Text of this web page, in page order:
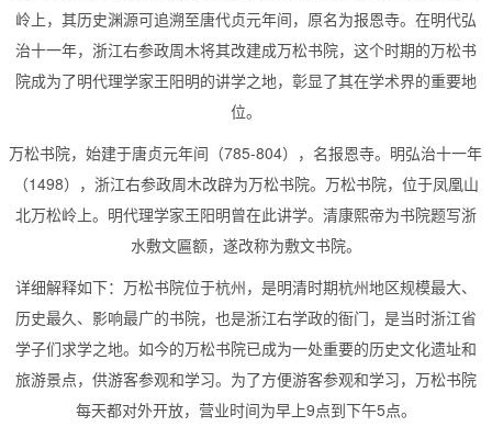
岭上，其历史渊源可追溯至唐代贞元年间，原名为报恩寺。在明代弘
治十一年，浙江右参政周木将其改建成万松书院，这个时期的万松书
院成为了明代理学家王阳明的讲学之地，彰显了其在学术界的重要地
位。
万松书院，始建于唐贞元年间（785-804），名报恩寺。明弘治十一年
（1498），浙江右参政周木改辟为万松书院。万松书院，位于凤凰山
北万松岭上。明代理学家王阳明曾在此讲学。清康熙帝为书院题写浙
水敷文匾额，遂改称为敷文书院。
详细解释如下：万松书院位于杭州，是明清时期杭州地区规模最大、
历史最久、影响最广的书院，也是浙江右学政的衙门，是当时浙江省
学子们求学之地。如今的万松书院已成为一处重要的历史文化遗址和
旅游景点，供游客参观和学习。为了方便游客参观和学习，万松书院
每天都对外开放，营业时间为早上9点到下午5点。